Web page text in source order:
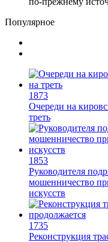
Популярное
1873
Очереди на
треть
1853
Руководителя
мошенничество
искусств
1735
Реконструкция